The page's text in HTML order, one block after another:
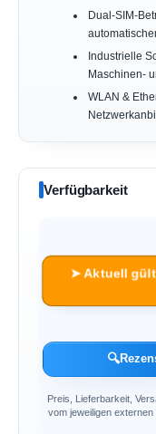
Dual-SIM-
Industrielle
Maschinen-
WLAN &
Verfügbarkeit
➤ Aktuell
🔍
Preis, Lieferbarkeit,
vom jeweiligen